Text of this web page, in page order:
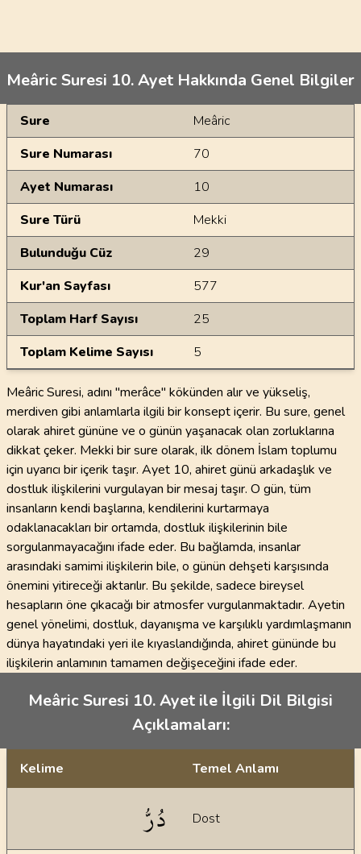
Meâric Suresi 10. Ayet Hakkında Genel Bilgiler
Genel Bilgiler
Sure
Meâric
Sure Numarası
70
Ayet Numarası
10
Sure Türü
Mekki
Bulunduğu Cüz
29
Kur'an Sayfası
577
Toplam Harf Sayısı
25
Toplam Kelime Sayısı
5
Meâric Suresi, adını "merâce" kökünden alır ve yükseliş,
merdiven gibi anlamlarla ilgili bir konsept içerir. Bu sure, genel
olarak ahiret gününe ve o günün yaşanacak olan zorluklarına
dikkat çeker. Mekki bir sure olarak, ilk dönem İslam toplumu
için uyarıcı bir içerik taşır. Ayet 10, ahiret günü arkadaşlık ve
dostluk ilişkilerini vurgulayan bir mesaj taşır. O gün, tüm
insanların kendi başlarına, kendilerini kurtarmaya
odaklanacakları bir ortamda, dostluk ilişkilerinin bile
sorgulanmayacağını ifade eder. Bu bağlamda, insanlar
arasındaki samimi ilişkilerin bile, o günün dehşeti karşısında
önemini yitireceği aktarılır. Bu şekilde, sadece bireysel
hesapların öne çıkacağı bir atmosfer vurgulanmaktadır. Ayetin
genel yönelimi, dostluk, dayanışma ve karşılıklı yardımlaşmanın
dünya hayatındaki yeri ile kıyaslandığında, ahiret gününde bu
ilişkilerin anlamının tamamen değişeceğini ifade eder.
Meâric Suresi 10. Ayet ile İlgili Dil Bilgisi
Açıklamaları:
Kelime Temel Anlamı
دُرُّ Dost